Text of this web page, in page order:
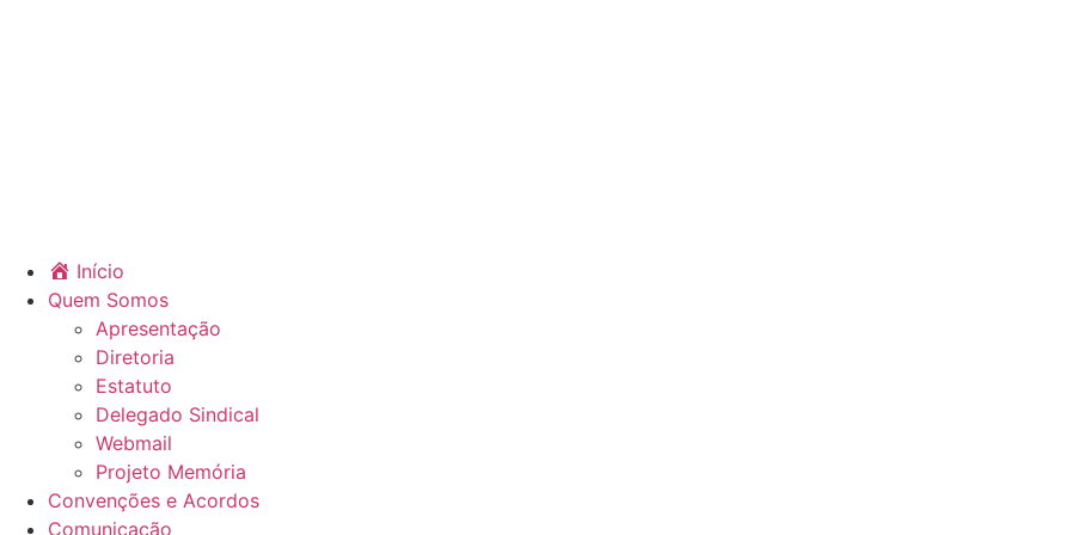
Início
Quem Somos
Apresentação
Diretoria
Estatuto
Delegado Sindical
Webmail
Projeto Memória
Convenções e Acordos
Comunicação